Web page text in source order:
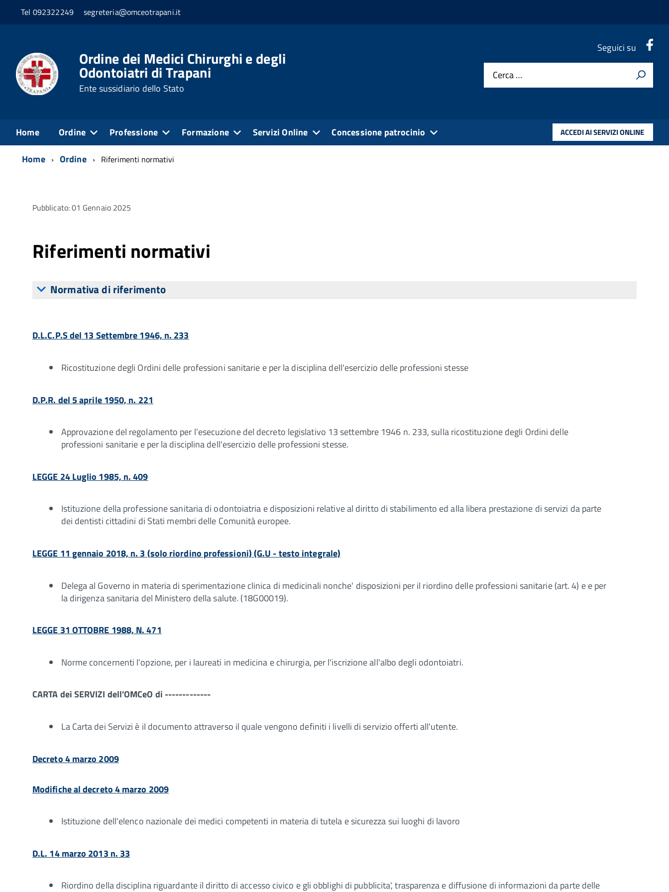
Tel 092322249 segreteria@omceotrapani.it
Ordine dei Medici Chirurghi e degli
Odontoiatri di Trapani
Ente sussidiario dello Stato
Seguici su .
Cerca …
Home Ordine Professione Formazione Servizi Online Concessione patrocinio ACCEDI AI SERVIZI ONLINE
Home Ordine Riferimenti normativi
Pubblicato: 01 Gennaio 2025
Riferimenti normativi
Normativa di riferimento
D.L.C.P.S del 13 Settembre 1946, n. 233
Ricostituzione degli Ordini delle professioni sanitarie e per la disciplina dell'esercizio delle professioni stesse
D.P.R. del 5 aprile 1950, n. 221
Approvazione del regolamento per l’esecuzione del decreto legislativo 13 settembre 1946 n. 233, sulla ricostituzione degli Ordini delle
professioni sanitarie e per la disciplina dell'esercizio delle professioni stesse.
LEGGE 24 Luglio 1985, n. 409
Istituzione della professione sanitaria di odontoiatria e disposizioni relative al diritto di stabilimento ed alla libera prestazione di servizi da parte
dei dentisti cittadini di Stati membri delle Comunità europee.
LEGGE 11 gennaio 2018, n. 3 (solo riordino professioni) (G.U - testo integrale)
Delega al Governo in materia di sperimentazione clinica di medicinali nonche' disposizioni per il riordino delle professioni sanitarie (art. 4) e e per
la dirigenza sanitaria del Ministero della salute. (18G00019).
LEGGE 31 OTTOBRE 1988, N. 471
Norme concernenti l'opzione, per i laureati in medicina e chirurgia, per l'iscrizione all'albo degli odontoiatri.
CARTA dei SERVIZI dell'OMCeO di -------------
La Carta dei Servizi è il documento attraverso il quale vengono definiti i livelli di servizio offerti all'utente.
Decreto 4 marzo 2009
Modifiche al decreto 4 marzo 2009
Istituzione dell'elenco nazionale dei medici competenti in materia di tutela e sicurezza sui luoghi di lavoro
D.L. 14 marzo 2013 n. 33
Riordino della disciplina riguardante il diritto di accesso civico e gli obblighi di pubblicita', trasparenza e diffusione di informazioni da parte delle